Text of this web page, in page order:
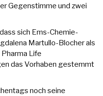
Gegenstimme und zwei
sich Ems-Chemie-
Martullo-Blocher als
Life
das Vorhaben gestemmt
noch seine